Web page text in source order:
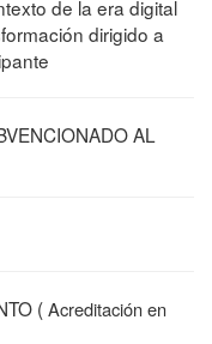
de la era digital
dirigido a
AL
(Acreditación en